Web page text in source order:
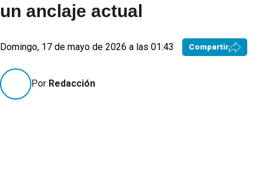
un anclaje actual
Domingo, 17 de mayo de 2026 a las 01:43 Compartir
Por Redacción